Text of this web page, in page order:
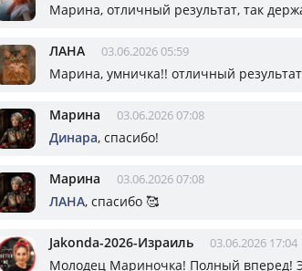
Марина, отличный результат, так
ЛАНА 03.06.2026 05:59
Марина, умничка!! отличный результат
Марина 03.06.2026 07:08
Динара, спасибо!
Марина 03.06.2026 07:08
ЛАНА, спасибо 🥰
Jakonda-2026-Израиль 03.06.2026 17:04
Молодец Мариночка! Полный вперед!